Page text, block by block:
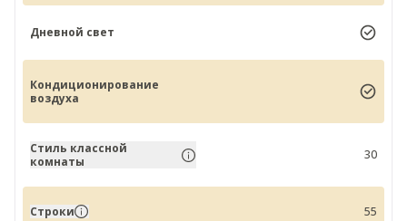
Дневной свет
Кондиционирование
воздуха
Стиль классной
комнаты
30
Строки 55